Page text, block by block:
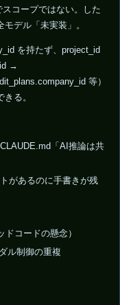
コープではない。した
デル「未実装」。
を持たず、project_id
→
等）
る。
「AI推論は共
があるのに手書きが残
ドコードの懸念）
ル制御の重複